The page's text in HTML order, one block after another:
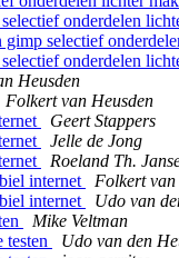
onderdelen
selectief
onderdelen
Heusden
Folkert van Heusden
Geert Stappers
Jelle de Jong
Roeland Th.
internet
Folkert van
internet
Udo van
Mike Veltman
testen
Udo van den